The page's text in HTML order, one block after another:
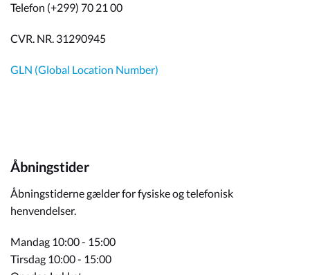
Telefon (+299) 70 21 00
CVR. NR. 31290945
GLN (Global Location Number)
Åbningstider
Åbningstiderne gælder for fysiske og telefonisk
henvendelser.
Mandag 10:00 - 15:00
Tirsdag 10:00 - 15:00